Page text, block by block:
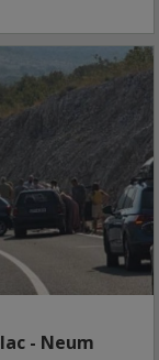
- Neum